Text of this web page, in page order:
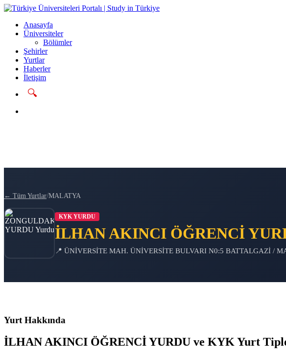
Anasayfa
Üniversiteler
Bölümler
Şehirler
Yurtlar
Haberler
İletişim
🔍
← Tüm Yurtlar/MALATYA
KYK YURDU
İLHAN AKINCI ÖĞRENCİ
📍 ÜNİVERSİTE MAH. ÜNİVERSİTE BULVARI N0:5 BATTALGAZİ /
Yurt Hakkında
İLHAN AKINCI ÖĞRENCİ YURDU ve KYK Yurt